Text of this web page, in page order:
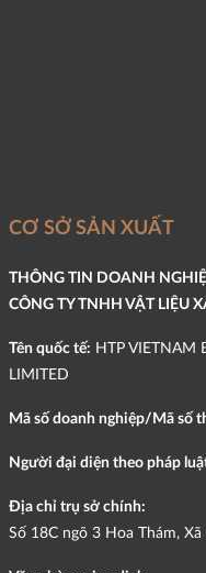
CƠ SỞ SẢN XUẤT
THÔNG TIN DOANH
CÔNG TY TNHH VẬT LIỆU
Tên quốc tế: HTP VIETNAM
LIMITED
Mã số doanh nghiệp/Mã số
Người đại diện theo pháp
Địa chỉ trụ sở chính:
Số 18C ngõ 3 Hoa Thám,